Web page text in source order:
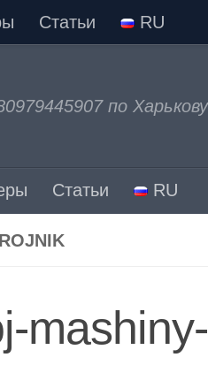
Статьи RU
по
Статьи RU